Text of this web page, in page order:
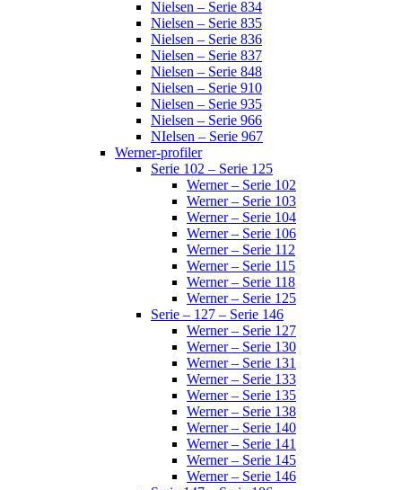
Nielsen – Serie 834
Nielsen – Serie 835
Nielsen – Serie 836
Nielsen – Serie 837
Nielsen – Serie 848
Nielsen – Serie 910
Nielsen – Serie 935
Nielsen – Serie 966
NIelsen – Serie 967
Werner-profiler
Serie 102 – Serie 125
Werner – Serie 102
Werner – Serie 103
Werner – Serie 104
Werner – Serie 106
Werner – Serie 112
Werner – Serie 115
Werner – Serie 118
Werner – Serie 125
Serie – 127 – Serie 146
Werner – Serie 127
Werner – Serie 130
Werner – Serie 131
Werner – Serie 133
Werner – Serie 135
Werner – Serie 138
Werner – Serie 140
Werner – Serie 141
Werner – Serie 145
Werner – Serie 146